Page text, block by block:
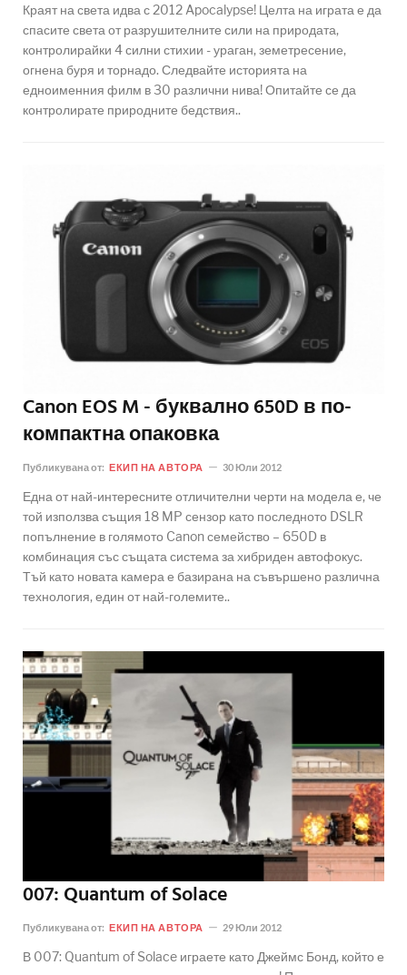
Краят на света идва с 2012 Apocalypse! Целта на играта е да
спасите света от разрушителните сили на природата,
контролирайки 4 силни стихии - ураган, земетресение,
огнена буря и торнадо. Следвайте историята на
едноименния филм в 30 различни нива! Опитайте се да
контролирате природните бедствия..
Canon EOS M - буквално 650D в по-
компактна опаковка
Публикувана от: ЕКИП НА АВТОРА 30 Юли 2012
Една от най-интересните отличителни черти на модела е, че
той използва същия 18 MP сензор като последното DSLR
попълнение в голямото Canon семейство – 650D в
комбинация със същата система за хибриден автофокус.
Тъй като новата камера е базирана на съвършено различна
технология, един от най-големите..
007: Quantum of Solace
Публикувана от: ЕКИП НА АВТОРА 29 Юли 2012
В 007: Quantum of Solace играете като Джеймс Бонд, който е